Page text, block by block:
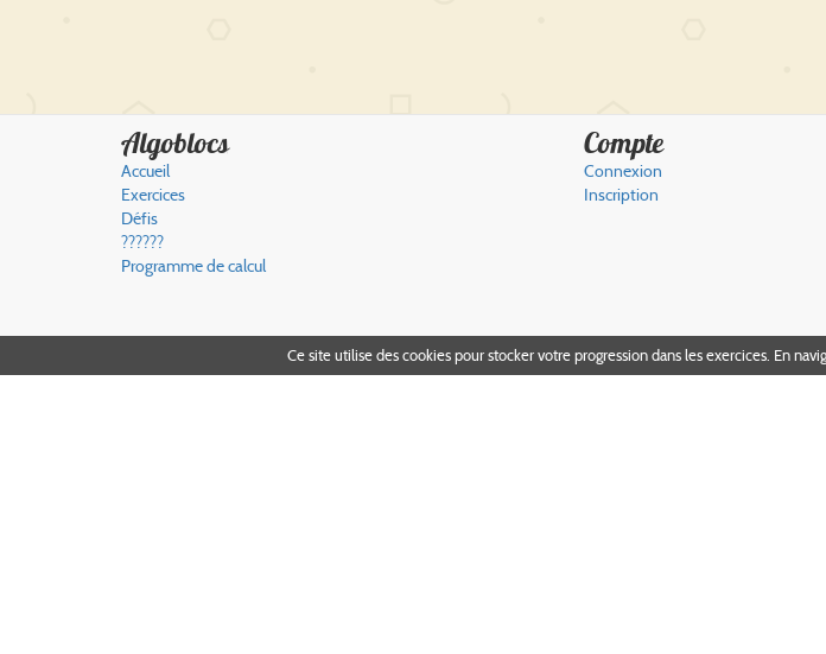
Algoblocs
Accueil
Exercices
Défis
??????
Programme de calcul
Compte
Connexion
Inscription
Ce site utilise des cookies pour stocker votre progression dans les exercices. En